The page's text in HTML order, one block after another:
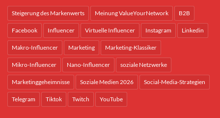
Steigerung des Markenwerts Meinung ValueYourNetwork B2B
Facebook Influencer Virtuelle Influencer Instagram Linkedin
Makro-Influencer Marketing Marketing-Klassiker
Mikro-Influencer Nano-Influencer soziale Netzwerke
Marketinggeheimnisse Soziale Medien 2026 Social-Media-Strategien
Telegram Tiktok Twitch YouTube